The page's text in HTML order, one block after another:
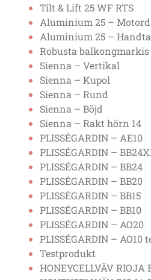
Tilt & Lift 25 WF RTS
Aluminium 25 –
Aluminium 25 –
Robusta balkongmarkis
Sienna – Vertikal
Sienna – Kupol
Sienna – Rund
Sienna – Böjd
Sienna – Rakt hörn 14
PLISSÉGARDIN – AE10
PLISSÉGARDIN –
PLISSÉGARDIN – BB24
PLISSÉGARDIN – BB20
PLISSÉGARDIN – BB15
PLISSÉGARDIN – BB10
PLISSÉGARDIN – AO20
PLISSÉGARDIN – AO10
Testprodukt
HONEYCELLVÄV RIOJA